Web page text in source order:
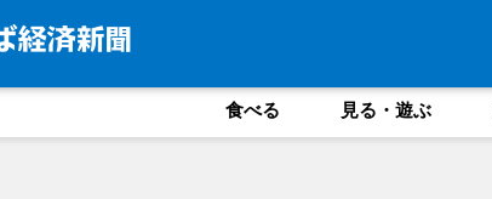
食べる 見る・遊ぶ